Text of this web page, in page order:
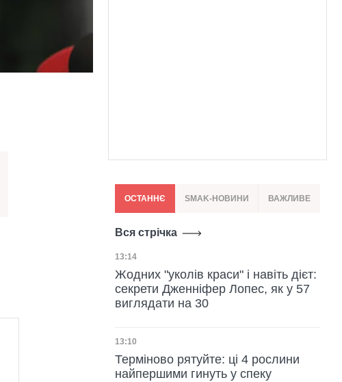
ОСТАННЄ SMAK-НОВИНИ ВАЖЛИВЕ
Вся стрічка
Дата публікації
13:14
Жодних "уколів краси" і навіть дієт:
секрети Дженніфер Лопес, як у 57
виглядати на 30
Дата публікації
13:10
Терміново рятуйте: ці 4 рослини
найпершими гинуть у спеку